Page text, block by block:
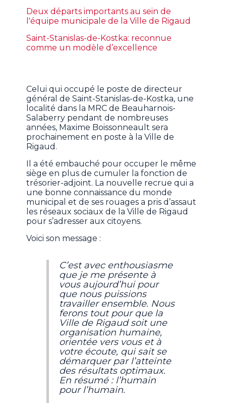
Deux départs importants au sein de
l'équipe municipale de la Ville de Rigaud
Saint-Stanislas-de-Kostka: reconnue
comme un modèle d’excellence
Celui qui occupé le poste de directeur
général de Saint-Stanislas-de-Kostka, une
localité dans la MRC de Beauharnois-
Salaberry pendant de nombreuses
années, Maxime Boissonneault sera
prochainement en poste à la Ville de
Rigaud.
Il a été embauché pour occuper le même
siège en plus de cumuler la fonction de
trésorier-adjoint. La nouvelle recrue qui a
une bonne connaissance du monde
municipal et de ses rouages a pris d’assaut
les réseaux sociaux de la Ville de Rigaud
pour s’adresser aux citoyens.
Voici son message :
C’est avec enthousiasme
que je me présente à
vous aujourd’hui pour
que nous puissions
travailler ensemble. Nous
ferons tout pour que la
Ville de Rigaud soit une
organisation humaine,
orientée vers vous et à
votre écoute, qui sait se
démarquer par l’atteinte
des résultats optimaux.
En résumé : l’humain
pour l’humain.